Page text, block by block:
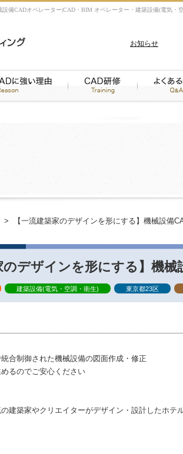
設備CADオペレーター|CAD・BIM オペレーター・建築設備(電気
お知らせ
> 【一流建築家のデザインを形にする】機械設備
のデザインを形にする】機
建築設備(電気・空調・衛生) 東京都23区
合制御された機械設備の図面作成・修正
るのでご安心ください
建築家やクリエイターがデザイン・設計したホテ